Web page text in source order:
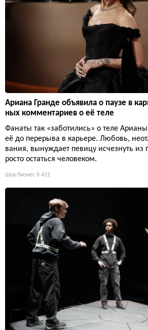
Ариана Гранде объявила о паузе в
ных комментариев о её теле
Фанаты так «заботились» о теле
её до перерыва в карьере. Любовь,
вания, вынуждает певицу исчезнуть из
росто остаться человеком.
Шоу-бизнес 6 421